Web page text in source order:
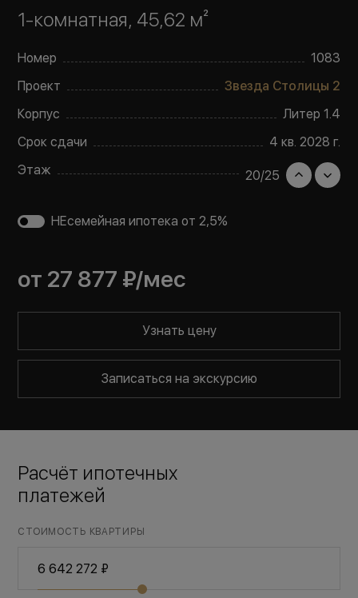
1-комнатная, 45,62 м²
Номер
1083
Проект
Звезда Столицы 2
Корпус
Литер 1.4
Срок сдачи
4 кв. 2028 г.
Этаж
20/25
НЕсемейная ипотека от 2,5%
от 27 877 ₽/мес
Узнать цену
Записаться на экскурсию
Расчёт ипотечных
платежей
СТОИМОСТЬ КВАРТИРЫ